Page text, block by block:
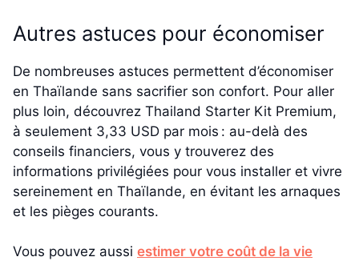
Autres astuces pour économiser
De nombreuses astuces permettent d’économiser
en Thaïlande sans sacrifier son confort. Pour aller
plus loin, découvrez Thailand Starter Kit Premium,
à seulement 3,33 USD par mois : au-delà des
conseils financiers, vous y trouverez des
informations privilégiées pour vous installer et vivre
sereinement en Thaïlande, en évitant les arnaques
et les pièges courants.
Vous pouvez aussi estimer votre coût de la vie